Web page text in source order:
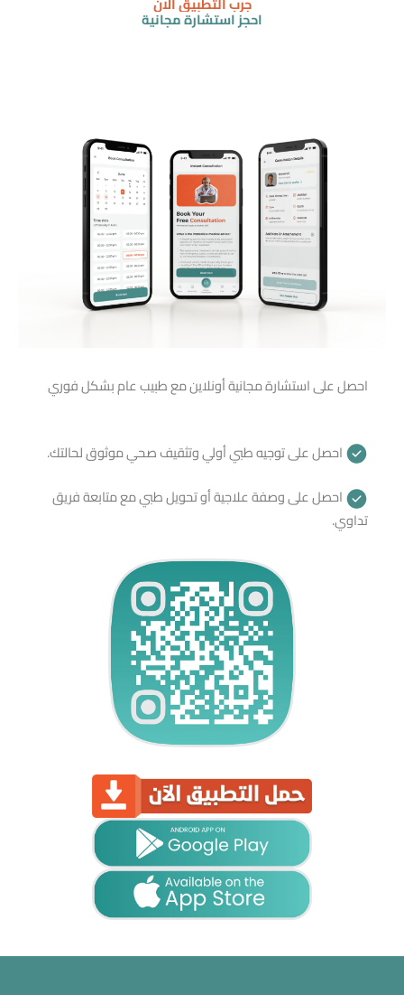
احجز استشارة مجانية
احصل على استشارة مجانية أونلاين مع طبيب عام بشكل فوري
احصل على توجيه طبي أولي وتثقيف صحي موثوق لحالتك.
احصل على وصفة علاجية أو تحويل طبي مع متابعة فريق
تداوي.